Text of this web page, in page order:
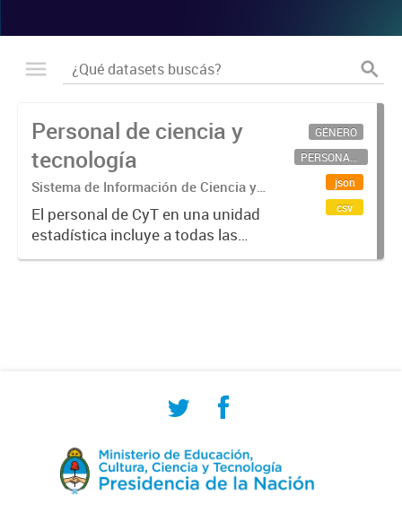
Personal de ciencia y
tecnología
Sistema de Información de Ciencia y
Tecnología Argentino (SICYTAR)
El personal de CyT en una unidad
estadística incluye a todas las
personas involucradas
GÉNERO
PERSONAL CIENTÍFICO-TECNOLÓGICO
json
csv